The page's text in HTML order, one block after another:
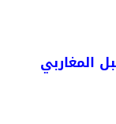
المغاربي